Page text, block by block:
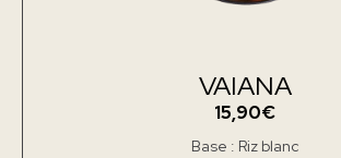
VAIANA
15,90€
Base : Riz blanc